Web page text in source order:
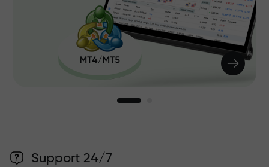
Support 24/7